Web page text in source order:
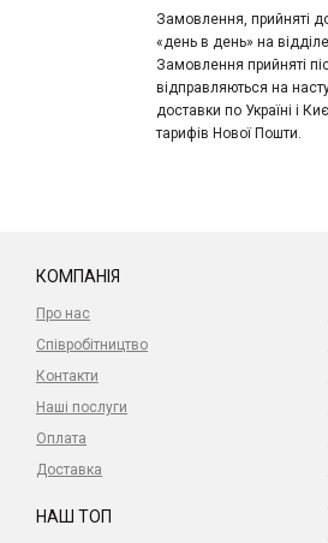
Замовлення, прийняті
«день в день» на
Замовлення прийняті
відправляються на
доставки по Україні і
тарифів Нової Пошти.
КОМПАНІЯ
Про нас
Співробітництво
Контакти
Наші послуги
Оплата
Доставка
НАШ ТОП